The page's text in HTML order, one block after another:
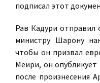
подписал этот
Рав Кадури
министру Шарону
чтобы он призвал
Меири, он опубликует
после произнесения